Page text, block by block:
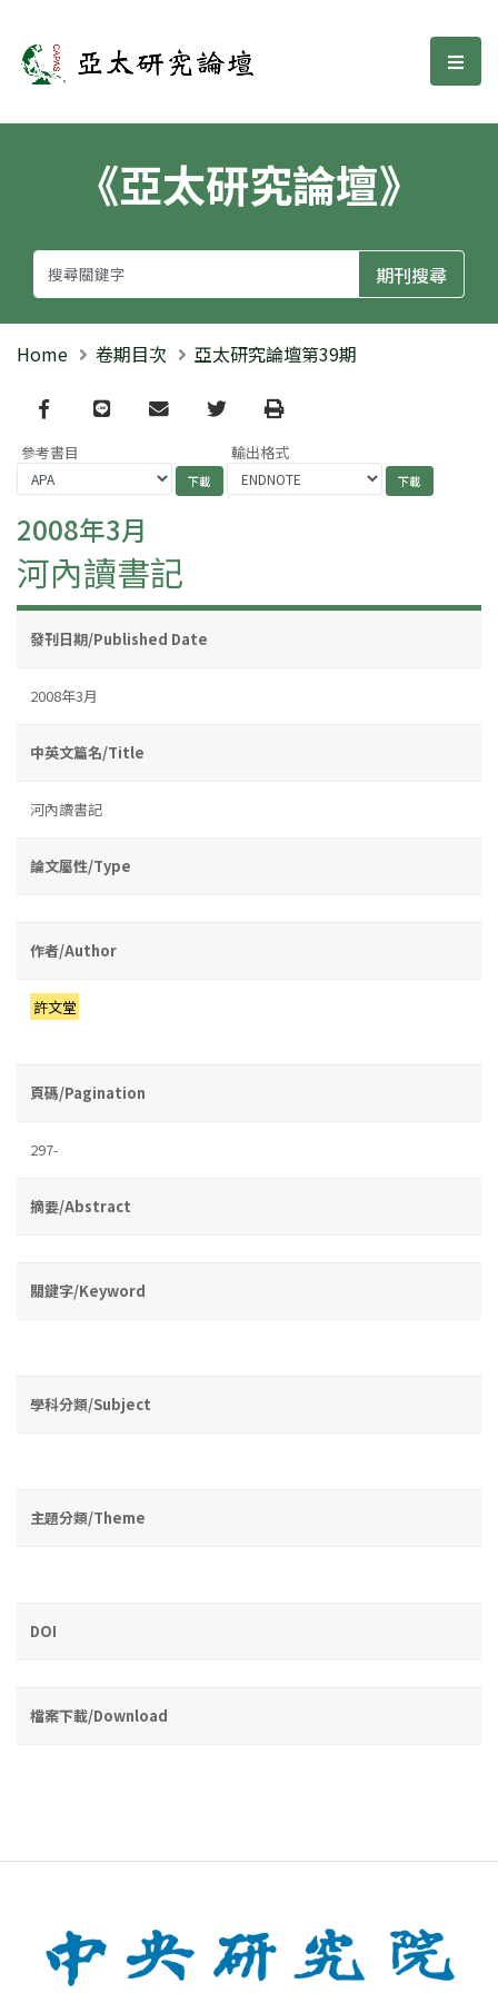
亞太研究論壇 選
《亞太研究論壇》
Home 卷期目次 亞太研究論壇第39期
Facebook
line email TwitterPrint
參考書目 輸出格式
2008年3月
河內讀書記
發刊日期/Published Date
2008年3月
中英文篇名/Title
河內讀書記
論文屬性/Type
作者/Author
許文堂
頁碼/Pagination
297-
摘要/Abstract
關鍵字/Keyword
學科分類/Subject
主題分類/Theme
DOI
檔案下載/Download